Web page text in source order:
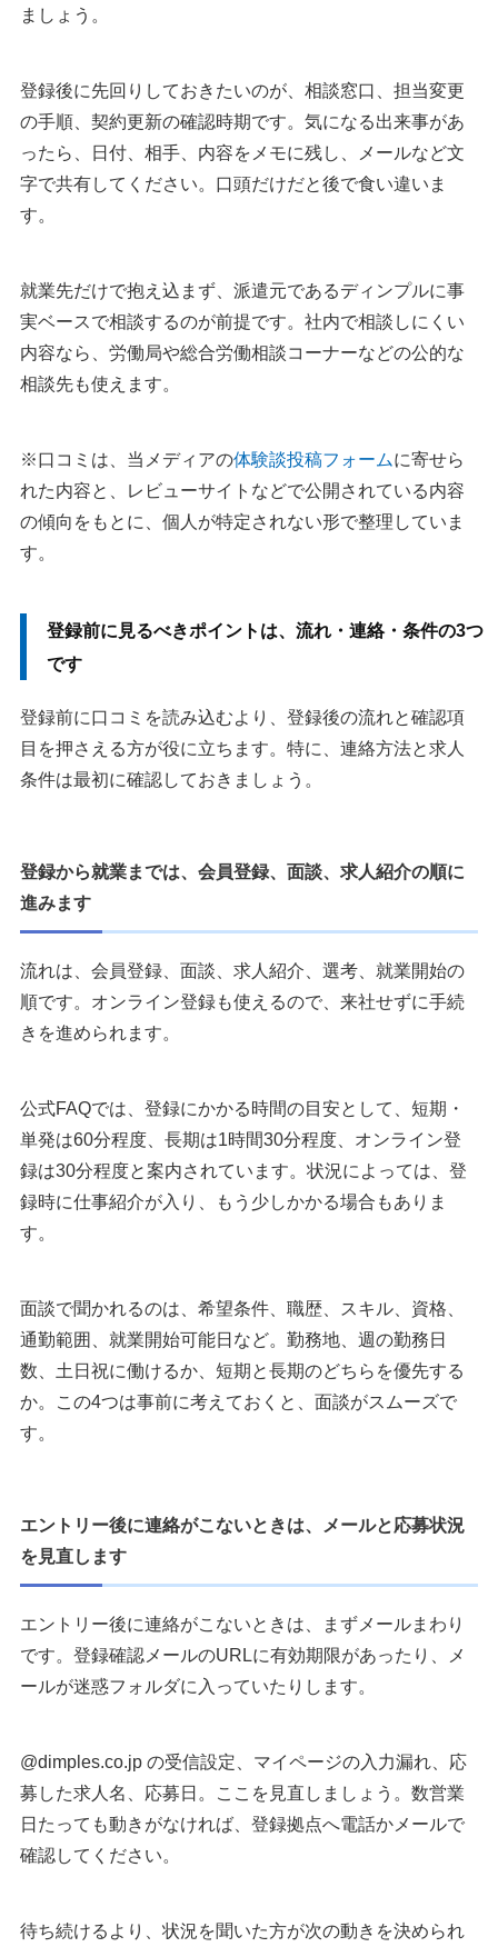
ましょう。
登録後に先回りしておきたいのが、相談窓口、担当変更
の手順、契約更新の確認時期です。気になる出来事があ
ったら、日付、相手、内容をメモに残し、メールなど文
字で共有してください。口頭だけだと後で食い違いま
す。
就業先だけで抱え込まず、派遣元であるディンプルに事
実ベースで相談するのが前提です。社内で相談しにくい
内容なら、労働局や総合労働相談コーナーなどの公的な
相談先も使えます。
※口コミは、当メディアの体験談投稿フォームに寄せら
れた内容と、レビューサイトなどで公開されている内容
の傾向をもとに、個人が特定されない形で整理していま
す。
登録前に見るべきポイントは、流れ・連絡・条件の3つ
です
登録前に口コミを読み込むより、登録後の流れと確認項
目を押さえる方が役に立ちます。特に、連絡方法と求人
条件は最初に確認しておきましょう。
登録から就業までは、会員登録、面談、求人紹介の順に
進みます
流れは、会員登録、面談、求人紹介、選考、就業開始の
順です。オンライン登録も使えるので、来社せずに手続
きを進められます。
公式FAQでは、登録にかかる時間の目安として、短期・
単発は60分程度、長期は1時間30分程度、オンライン登
録は30分程度と案内されています。状況によっては、登
録時に仕事紹介が入り、もう少しかかる場合もありま
す。
面談で聞かれるのは、希望条件、職歴、スキル、資格、
通勤範囲、就業開始可能日など。勤務地、週の勤務日
数、土日祝に働けるか、短期と長期のどちらを優先する
か。この4つは事前に考えておくと、面談がスムーズで
す。
エントリー後に連絡がこないときは、メールと応募状況
を見直します
エントリー後に連絡がこないときは、まずメールまわり
です。登録確認メールのURLに有効期限があったり、メ
ールが迷惑フォルダに入っていたりします。
@dimples.co.jp の受信設定、マイページの入力漏れ、応
募した求人名、応募日。ここを見直しましょう。数営業
日たっても動きがなければ、登録拠点へ電話かメールで
確認してください。
待ち続けるより、状況を聞いた方が次の動きを決められ